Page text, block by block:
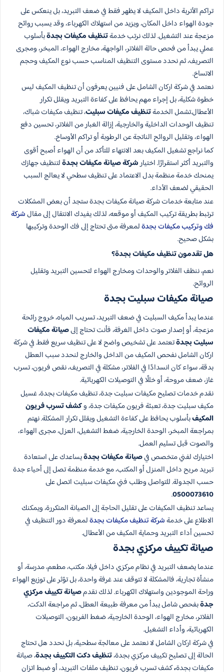
تراكم الأتربة داخل المكيف لا يظهر فقط في ضعف التبريد، بل ينعكس على
جودة الهواء داخل المكان، ويزيد من استهلاك الكهرباء، وقد يسبب روائح
مزعجة عند التشغيل. لذلك نرتب خدمةتنظيف مكيفات بجدةبأسلوب
عملي يبدأ من فحص حالة الفلاتر، الواجهة، مخارج الهواء، المبخر، ومجرى
التصريف، ثم نحدد مستوى التنظيف المناسب حسب نوع المكيف وحجم
الاتساخ.
نعتمد في شركة اركان الشامل على فنيين يعرفون أن تنظيف المكيف ليس
خطوة شكلية، بل إجراء مهم يحافظ على كفاءة التبريد ويقلل تكرار
الأعطال.تشمل الخدمةتنظيف مكيفات سبليت، تنظيف مكيفات شباك،
تنظيف الوحدات الداخلية والخارجية، إزالة الغبار من الفلاتر، تحسين دفع
الهواء، وتقليل الروائح الناتجة عن الرطوبة أو تراكم الأوساخ.
كما نراجع تشغيل المكيف بعد الانتهاء للتأكد من أن الهواء أصبح أقوى
والتبريد أكثر استقرارًا. اختيارشركة صيانة مكيفات بجدةلتنظيف جهازك
يمنحك خدمة منظمة بدل الاعتماد على تنظيف سطحي لا يعالج السبب
الحقيقي لضعف الأداء.
عند متابعة خدمات شركة صيانة مكيفات بجدة ستجد أن بعض المشكلات
ترتبط بطريقة تركيب المكيف أو موقعه، لذلك يفيدك الانتقال إلى مقالشركة
فك وتركيب مكيفات بجدةلمعرفة متى تحتاج إلى فك الوحدة وتركيبها
بشكل صحيح.
هل تقدمون تنظيف مكيفات بجدة؟
نعم، ننظف الفلاتر والوحدات ومخارج الهواء لتحسين التبريد وتقليل
الروائح.
صيانة مكيفات سبليت بجدة
عندما يبدأ مكيف السبليت في ضعف التبريد، تسريب المياه، خروج رائحة
مزعجة، أو إصدار صوت داخل الغرفة، فأنت تحتاج إلىصيانة مكيفات
سبليت بجدةتعتمد على تشخيص واضح لا على تنظيف سريع فقط. في شركة
اركان الشامل نفحص المكيف من الداخل والخارج لنحدد سبب العطل
بدقة، سواء كان انسدادًا في الفلاتر، مشكلة في التصريف، نقص فريون، تسرب
غاز، ضعف مروحة، أو خللًا في التوصيلات الكهربائية.
نقدم خدمات تصليح مكيفات سبليت جدة، تنظيف مكيفات بجدة، غسيل
مكيف سبليت جدة، تعبئة فريون مكيفات جدة، وكشف تسرب فريون
المكيفبأسلوب يحافظ على كفاءة التشغيل ويقلل تكرار المشكلة. نهتم
بمراجعة المبخر، الوحدة الخارجية، ضغط التشغيل، العزل، مجرى الهواء،
والصوت قبل تسليم العمل.
اختيارك لفني متخصص فيصيانة مكيفات بجدةيساعدك على استعادة
تبريد مريح داخل المنزل أو المكتب، مع خدمة منظمة تصل إلى أحياء جدة
حسب الجدولة. للتواصل وطلب فني مكيفات سبليت اتصل على
0500073610
.
يساعد تنظيف المكيفات على تقليل الحاجة إلى الصيانة المتكررة، ويمكنك
الاطلاع على خدمةشركة تنظيف مكيفات بجدةلمعرفة دور التنظيف في
تحسين أداء التبريد وحماية المكيف من الأعطال.
صيانة تكييف مركزي بجدة
عندما يضعف التبريد في نظام مركزي داخل فيلا، مكتب، مطعم، مدرسة، أو
منشأة تجارية، فالمشكلة لا تتوقف عند غرفة واحدة، بل تؤثر على توزيع الهواء
وراحة الموجودين واستهلاك الكهرباء. لذلك نقدمصيانة تكييف مركزي
جدةبفحص شامل يبدأ من معرفة طبيعة العطل، ثم مراجعة الدكت،
الفلاتر، مخارج الهواء، الوحدة الخارجية، ضغط الفريون، التوصيلات
الكهربائية، وأداء التشغيل.
في شركة اركان الشامل لا نعتمد على معالجة سطحية، بل نحدد هل تحتاج
الحالة إلى تصليح تكييف مركزي بجدة،تنظيف دكت التكييف بجدة، صيانة
مكيفات بجدة،كشف تسرب فريون، تنظيف ملفات التبريد، أو ضبط اتزان